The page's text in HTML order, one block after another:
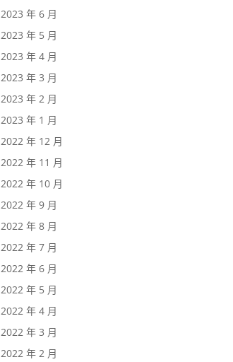
2023 年 6 月
2023 年 5 月
2023 年 4 月
2023 年 3 月
2023 年 2 月
2023 年 1 月
2022 年 12 月
2022 年 11 月
2022 年 10 月
2022 年 9 月
2022 年 8 月
2022 年 7 月
2022 年 6 月
2022 年 5 月
2022 年 4 月
2022 年 3 月
2022 年 2 月